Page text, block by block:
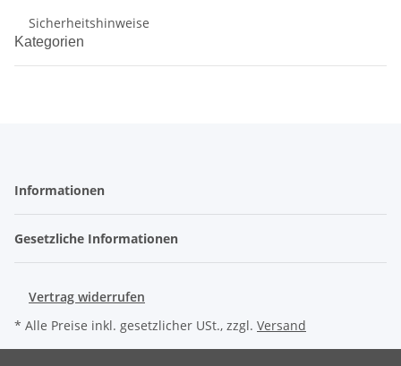
Sicherheitshinweise
Kategorien
Informationen
Gesetzliche Informationen
Vertrag widerrufen
* Alle Preise inkl. gesetzlicher USt., zzgl. Versand